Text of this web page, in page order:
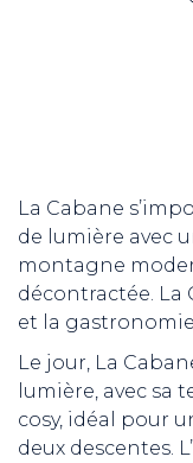
La Cabane
de lumière avec
montagne
décontractée. La
et la
Le jour, La
lumière, avec sa
cosy, idéal pour
deux descentes.